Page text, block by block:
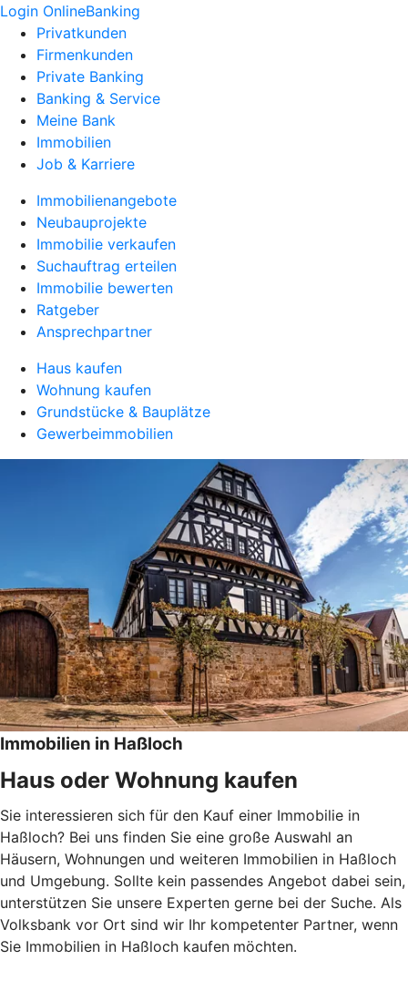
Login OnlineBanking
Privatkunden
Firmenkunden
Private Banking
Banking & Service
Meine Bank
Immobilien
Job & Karriere
Immobilienangebote
Neubauprojekte
Immobilie verkaufen
Suchauftrag erteilen
Immobilie bewerten
Ratgeber
Ansprechpartner
Haus kaufen
Wohnung kaufen
Grundstücke & Bauplätze
Gewerbeimmobilien
Immobilien in Haßloch
Haus oder Wohnung kaufen
Sie interessieren sich für den Kauf einer Immobilie in
Haßloch? Bei uns finden Sie eine große Auswahl an
Häusern, Wohnungen und weiteren Immobilien in Haßloch
und Umgebung. Sollte kein passendes Angebot dabei sein,
unterstützen Sie unsere Experten gerne bei der Suche. Als
Volksbank vor Ort sind wir Ihr kompetenter Partner, wenn
Sie Immobilien in Haßloch kaufen möchten.